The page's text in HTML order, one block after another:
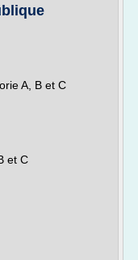
A, B et C
et C